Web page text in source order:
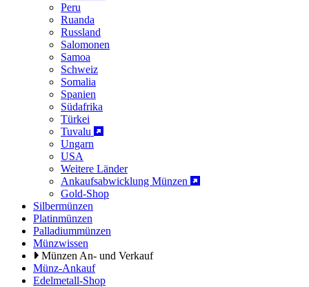
Peru
Ruanda
Russland
Salomonen
Samoa
Schweiz
Somalia
Spanien
Südafrika
Türkei
Tuvalu
Ungarn
USA
Weitere Länder
Ankaufsabwicklung Münzen
Gold-Shop
Silbermünzen
Platinmünzen
Palladiummünzen
Münzwissen
Münzen An- und Verkauf
Münz-Ankauf
Edelmetall-Shop